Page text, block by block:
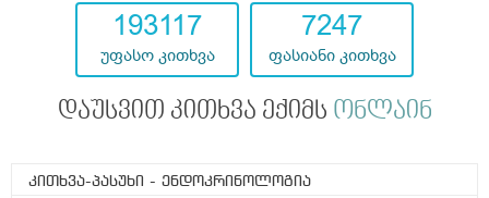
193117
უფასო კითხვა
7247
ფასიანი კითხვა
დაუსვით კითხვა ექიმს ონლაინ
კითხვა-პასუხი - ენდოკრინოლოგია